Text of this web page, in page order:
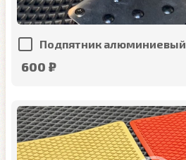
Подпятник алюминиевый
600 ₽